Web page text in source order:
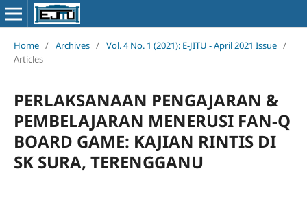
Home / Archives / Vol. 4 No. 1 (2021): E-JITU - April 2021 Issue /
Articles
PERLAKSANAAN PENGAJARAN &
PEMBELAJARAN MENERUSI FAN-Q
BOARD GAME: KAJIAN RINTIS DI
SK SURA, TERENGGANU